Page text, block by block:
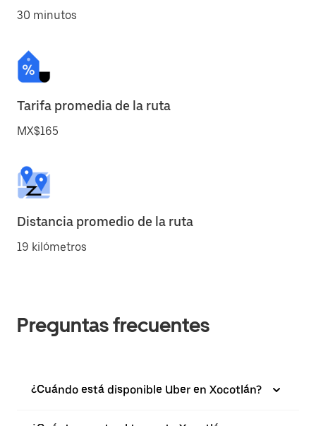
30 minutos
Tarifa promedia de la ruta
MX$165
Distancia promedio de la ruta
19 kilómetros
Preguntas frecuentes
¿Cuándo está disponible Uber en Xocotlán?